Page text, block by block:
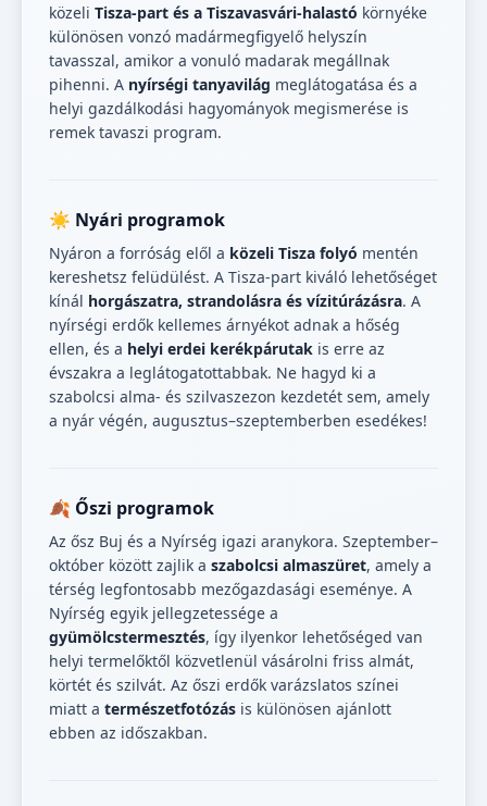
közeli Tisza-part és a Tiszavasvári-halastó környéke
különösen vonzó madármegfigyelő helyszín
tavasszal, amikor a vonuló madarak megállnak
pihenni. A nyírségi tanyavilág meglátogatása és a
helyi gazdálkodási hagyományok megismerése is
remek tavaszi program.
☀️ Nyári programok
Nyáron a forróság elől a közeli Tisza folyó mentén
kereshetsz felüdülést. A Tisza-part kiváló lehetőséget
kínál horgászatra, strandolásra és vízitúrázásra. A
nyírségi erdők kellemes árnyékot adnak a hőség
ellen, és a helyi erdei kerékpárutak is erre az
évszakra a leglátogatottabbak. Ne hagyd ki a
szabolcsi alma- és szilvaszezon kezdetét sem, amely
a nyár végén, augusztus–szeptemberben esedékes!
🍂 Őszi programok
Az ősz Buj és a Nyírség igazi aranykora. Szeptember–
október között zajlik a szabolcsi almaszüret, amely a
térség legfontosabb mezőgazdasági eseménye. A
Nyírség egyik jellegzetessége a
gyümölcstermesztés, így ilyenkor lehetőséged van
helyi termelőktől közvetlenül vásárolni friss almát,
körtét és szilvát. Az őszi erdők varázslatos színei
miatt a természetfotózás is különösen ajánlott
ebben az időszakban.